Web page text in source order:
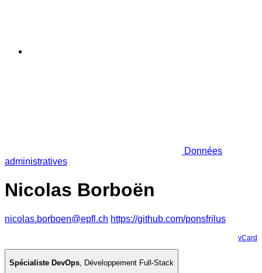
Données
administratives
Nicolas Borboën
nicolas.borboen@epfl.ch https://github.com/ponsfrilus
vCard
Spécialiste DevOps, Développement Full-Stack